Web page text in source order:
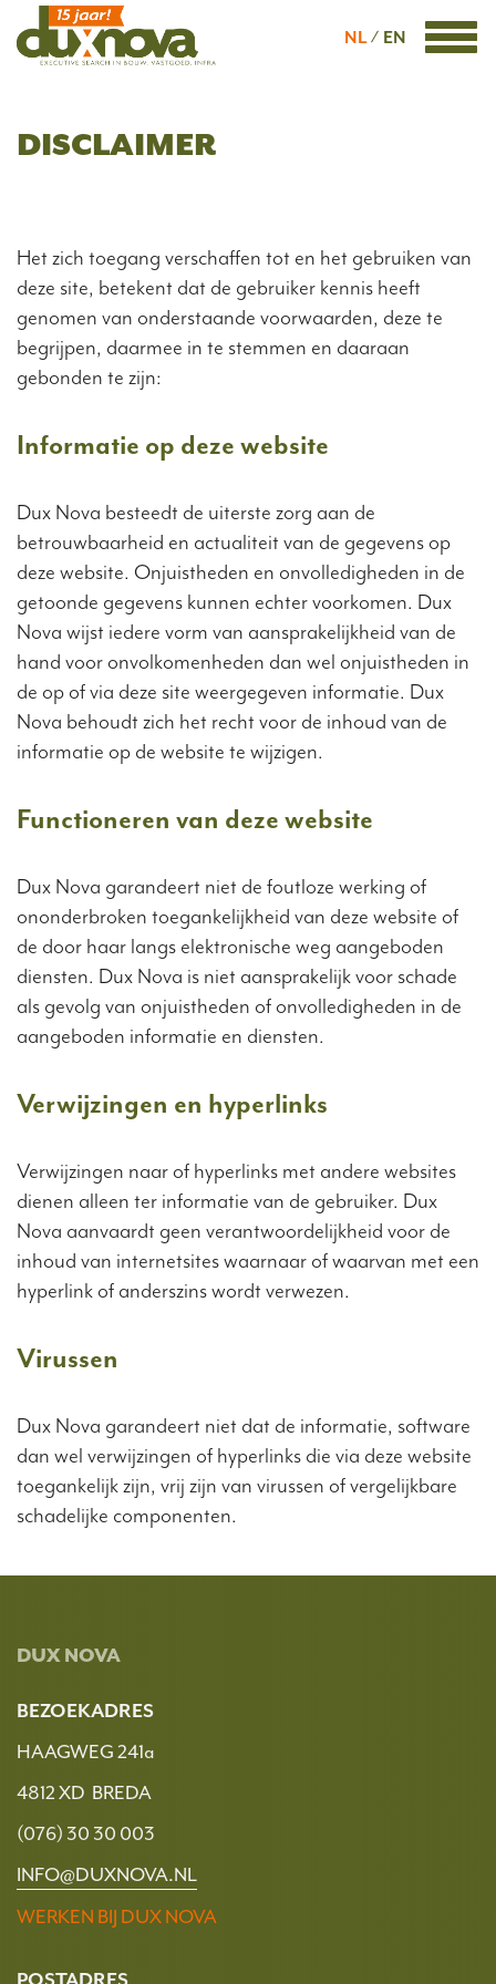
NL EN
DISCLAIMER
Het zich toegang verschaffen tot en het gebruiken van
deze site, betekent dat de gebruiker kennis heeft
genomen van onderstaande voorwaarden, deze te
begrijpen, daarmee in te stemmen en daaraan
gebonden te zijn:
Informatie op deze website
Dux Nova besteedt de uiterste zorg aan de
betrouwbaarheid en actualiteit van de gegevens op
deze website. Onjuistheden en onvolledigheden in de
getoonde gegevens kunnen echter voorkomen. Dux
Nova wijst iedere vorm van aansprakelijkheid van de
hand voor onvolkomenheden dan wel onjuistheden in
de op of via deze site weergegeven informatie. Dux
Nova behoudt zich het recht voor de inhoud van de
informatie op de website te wijzigen.
Functioneren van deze website
Dux Nova garandeert niet de foutloze werking of
ononderbroken toegankelijkheid van deze website of
de door haar langs elektronische weg aangeboden
diensten. Dux Nova is niet aansprakelijk voor schade
als gevolg van onjuistheden of onvolledigheden in de
aangeboden informatie en diensten.
Verwijzingen en hyperlinks
Verwijzingen naar of hyperlinks met andere websites
dienen alleen ter informatie van de gebruiker. Dux
Nova aanvaardt geen verantwoordelijkheid voor de
inhoud van internetsites waarnaar of waarvan met een
hyperlink of anderszins wordt verwezen.
Virussen
Dux Nova garandeert niet dat de informatie, software
dan wel verwijzingen of hyperlinks die via deze website
toegankelijk zijn, vrij zijn van virussen of vergelijkbare
schadelijke componenten.
DUX NOVA
BEZOEKADRES
HAAGWEG 241a
4812 XD BREDA
(076) 30 30 003
INFO@DUXNOVA.NL
WERKEN BIJ DUX NOVA